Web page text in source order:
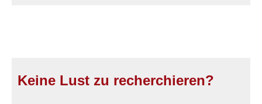
Keine Lust zu recherchieren?